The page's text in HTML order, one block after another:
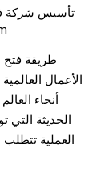
تأسيس شركة
طريقة فتح
الأعمال
أنحاء
الحديثة
العملية